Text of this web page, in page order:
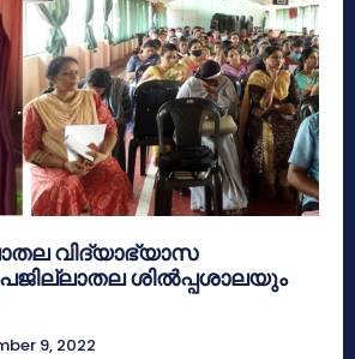
വിദ്യാഭ്യാസ
ശില്‍പ്പശാലയും
9, 2022